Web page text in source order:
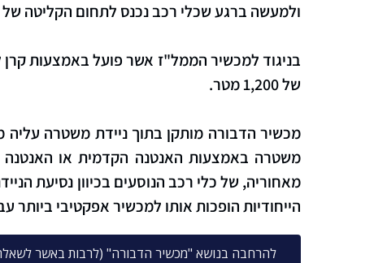
ולמעשה ברגע שכלי רכב נכנס לתחום הקליטה
בניגוד למכשיר הממל"ז אשר פועל באמצעות
של 1,200 מטר.
מכשיר הדבורה מותקן בתוך ניידת משטרה
משטרה באמצעות האנטנה הקדמית או האנטנה
מאחוריה, של כלי רכב הנוסעים בכיוון נסיעת
הייחודיות הופכות אותו למכשיר אפקטיבי ביותר
להרחבה בנושא "מכשיר הדבורה" (לרבות באשר לשאלת